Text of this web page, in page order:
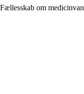
Fællesskab om